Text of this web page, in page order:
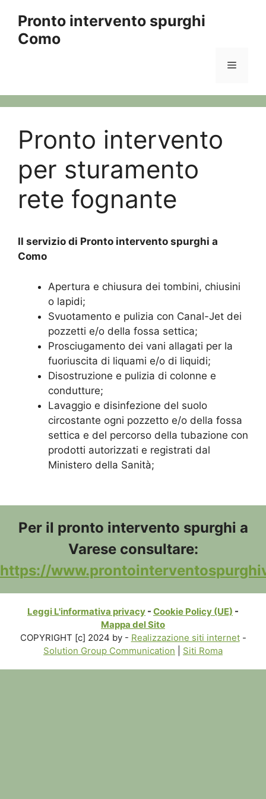
contenuto
Pronto intervento spurghi
Como
Menu
Pronto intervento
per sturamento
rete fognante
Il servizio di Pronto intervento spurghi a
Como
Apertura e chiusura dei tombini, chiusini
o lapidi;
Svuotamento e pulizia con Canal-Jet dei
pozzetti e/o della fossa settica;
Prosciugamento dei vani allagati per la
fuoriuscita di liquami e/o di liquidi;
Disostruzione e pulizia di colonne e
condutture;
Lavaggio e disinfezione del suolo
circostante ogni pozzetto e/o della fossa
settica e del percorso della tubazione con
prodotti autorizzati e registrati dal
Ministero della Sanità;
Per il pronto intervento spurghi a
Varese consultare:
https://
Leggi L'informativa privacy - Cookie Policy (UE) -
Mappa del Sito
COPYRIGHT [c] 2024 by - Realizzazione siti internet-
Solution Group Communication
Siti Roma